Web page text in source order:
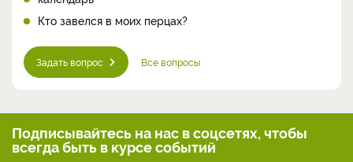
Кто завелся в моих перцах?
Задать вопрос Все вопросы
Подписывайтесь на нас в соцсетях, чтобы
всегдабыть в курсе событий